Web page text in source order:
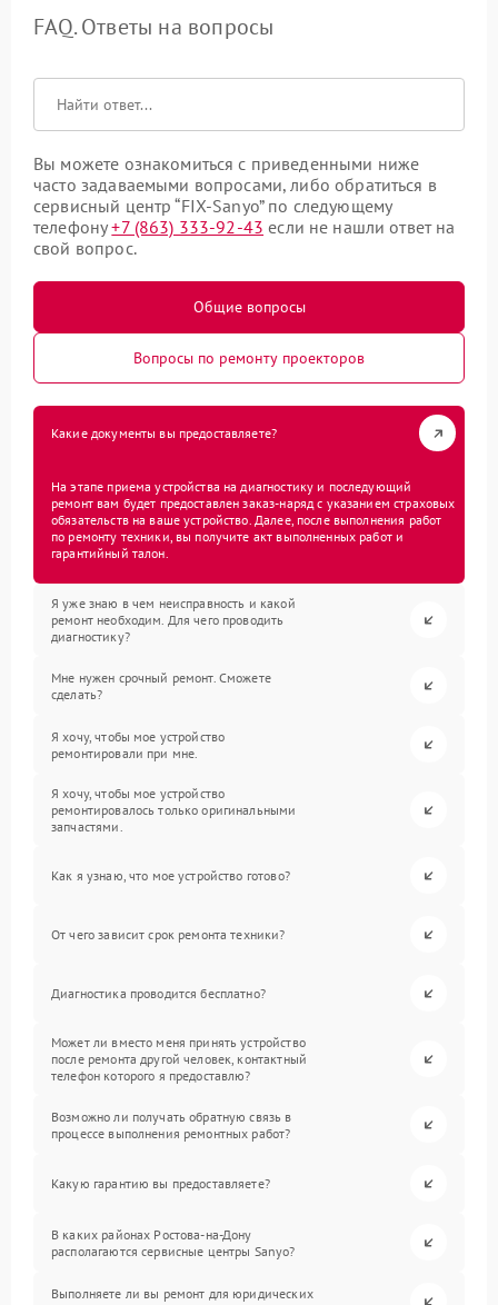
FAQ. Ответы на вопросы
Вы можете ознакомиться с приведенными ниже
часто задаваемыми вопросами, либо обратиться в
сервисный центр “FIX-Sanyo” по следующему
телефону+7 (863) 333-92-43 если не нашли ответ на
свой вопрос.
Общие вопросы
Вопросы по ремонту проекторов
Какие документы вы предоставляете?
На этапе приема устройства на диагностику и последующий
ремонт вам будет предоставлен заказ-наряд с указанием страховых
обязательств на ваше устройство. Далее, после выполнения работ
по ремонту техники, вы получите акт выполненных работ и
гарантийный талон.
Я уже знаю в чем неисправность и какой
ремонт необходим. Для чего проводить
диагностику?
Мне нужен срочный ремонт. Сможете
сделать?
Я хочу, чтобы мое устройство
ремонтировали при мне.
Я хочу, чтобы мое устройство
ремонтировалось только оригинальными
запчастями.
Как я узнаю, что мое устройство готово?
От чего зависит срок ремонта техники?
Диагностика проводится бесплатно?
Может ли вместо меня принять устройство
после ремонта другой человек, контактный
телефон которого я предоставлю?
Возможно ли получать обратную связь в
процессе выполнения ремонтных работ?
Какую гарантию вы предоставляете?
В каких районах Ростова-на-Дону
располагаются сервисные центры Sanyo?
Выполняете ли вы ремонт для юридических